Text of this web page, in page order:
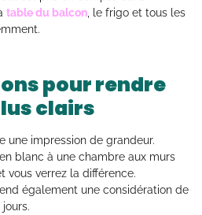
table du balcon, le frigo et tous les
pour rendre
clairs
une impression de grandeur.
blanc à une chambre aux murs
vous verrez la différence.
également une considération de